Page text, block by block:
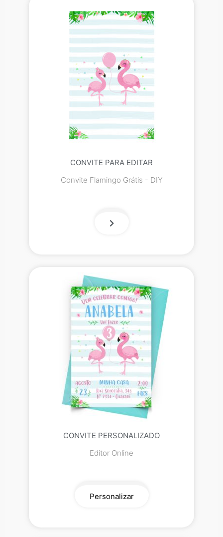
CONVITE PARA EDITAR
Convite Flamingo Grátis - DIY
CONVITE PERSONALIZADO
Editor Online
Personalizar